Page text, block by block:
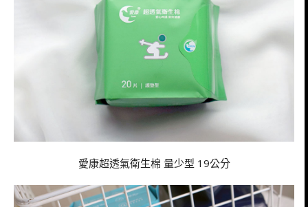
愛康超透氣衛生棉 量少型 19公分